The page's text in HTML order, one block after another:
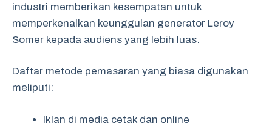
industri memberikan kesempatan untuk
memperkenalkan keunggulan generator Leroy
Somer kepada audiens yang lebih luas.
Daftar metode pemasaran yang biasa digunakan
meliputi:
Iklan di media cetak dan online